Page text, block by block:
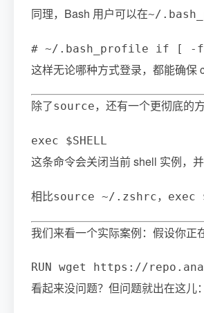
同理，Bash 用户可以在~/
# ~/.bash_profile if [ -f
这样无论哪种方式登录，都能确保
除了source，还有一个更彻底的
exec $SHELL
这条命令会关闭当前 shell 实例，
相比source ~/.zshrc， exec
我们来看一个实际案例：假设你正
RUN wget https://
看起来没问题？但问题就出在这儿：